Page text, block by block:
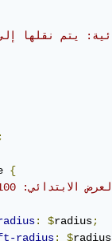
{
: $radius;
radius: $radius